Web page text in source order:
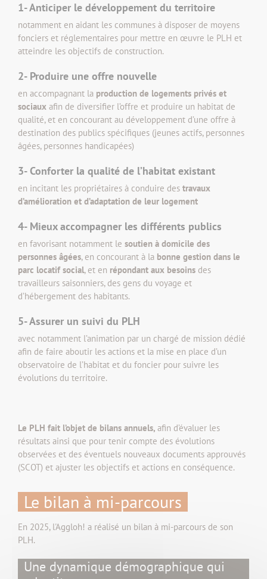
1- Anticiper le développement du territoire
notamment en aidant les communes à disposer de moyens
fonciers et réglementaires pour mettre en œuvre le PLH et
atteindre les objectifs de construction.
2- Produire une offre nouvelle
en accompagnant la production de logements privés et
sociaux afin de diversifier l’offre et produire un habitat de
qualité, et en concourant au développement d’une offre à
destination des publics spécifiques (jeunes actifs, personnes
âgées, personnes handicapées)
3- Conforter la qualité de l’habitat existant
en incitant les propriétaires à conduire des travaux
d’amélioration et d’adaptation de leur logement
4- Mieux accompagner les différents publics
en favorisant notamment le soutien à domicile des
personnes âgées, en concourant à la bonne gestion dans le
parc locatif social, et en répondant aux besoins des
travailleurs saisonniers, des gens du voyage et
d’hébergement des habitants.
5- Assurer un suivi du PLH
avec notamment l’animation par un chargé de mission dédié
afin de faire aboutir les actions et la mise en place d’un
observatoire de l’habitat et du foncier pour suivre les
évolutions du territoire.
Le PLH fait l’objet de bilans annuels, afin d’évaluer les
résultats ainsi que pour tenir compte des évolutions
observées et des éventuels nouveaux documents approuvés
(SCOT) et ajuster les objectifs et actions en conséquence.
Le bilan à mi-parcours
En 2025, l'Aggloh! a réalisé un bilan à mi-parcours de son
PLH.
Une dynamique démographique qui